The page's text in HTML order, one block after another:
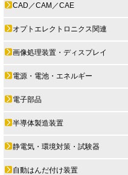
CAD／CAM／CAE
オプトエレクトロニクス関連
画像処理装置・ディスプレイ
電源・電池・エネルギー
電子部品
半導体製造装置
静電気・環境対策・試験器
自動はんだ付け装置